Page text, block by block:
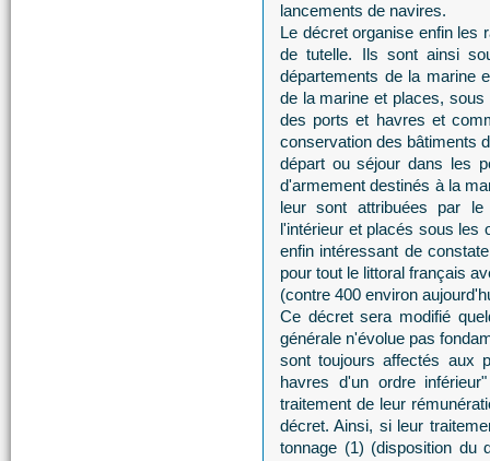
lancements de navires.
Le décret organise enfin les
de tutelle. Ils sont ainsi
départements de la marine
de la marine et places,
des ports et havres et
conservation des bâtiments
départ ou séjour dans les
d'armement destinés à la
leur sont attribuées par
l'intérieur et placés sous les
enfin intéressant de
pour tout le littoral français
(contre 400 environ
Ce décret sera modifié
générale n'évolue pas
sont toujours affectés aux
havres d'un ordre
traitement de leur
décret. Ainsi, si leur
tonnage (1) (disposition du